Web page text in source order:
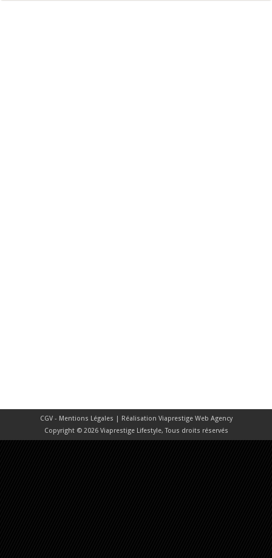
CGV - Mentions Légales | Réalisation Viaprestige Web Agency
Copyright © 2026 Viaprestige Lifestyle, Tous droits réservés